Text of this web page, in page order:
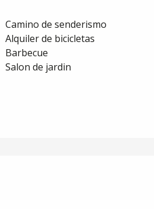
Camino de senderismo
Alquiler de bicicletas
Barbecue
Salon de jardin